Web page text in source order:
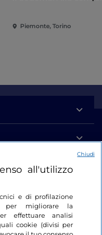
Piemonte, Torino
all'utilizzo
e di profilazione
per migliorare la
effettuare analisi
cookie (divisi per
Chiudi